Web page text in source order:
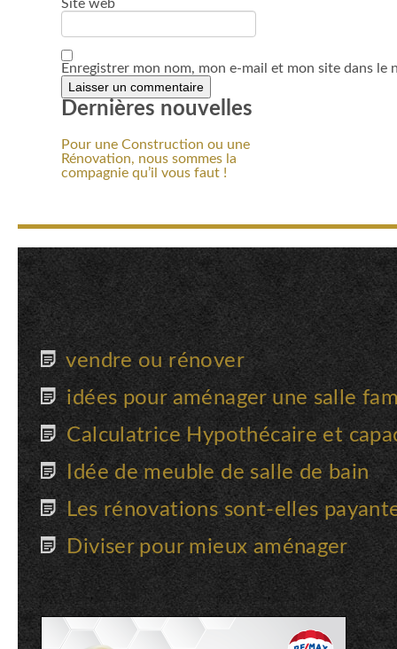
Site web
Enregistrer mon nom, mon e-mail et mon site dans
Dernières nouvelles
Pour une Construction ou une
Rénovation, nous sommes la
compagnie qu’il vous faut !
vendre ou rénover
idées pour aménager une salle
Calculatrice Hypothécaire et
Idée de meuble de salle de bain
Les rénovations sont-elles
Diviser pour mieux aménager